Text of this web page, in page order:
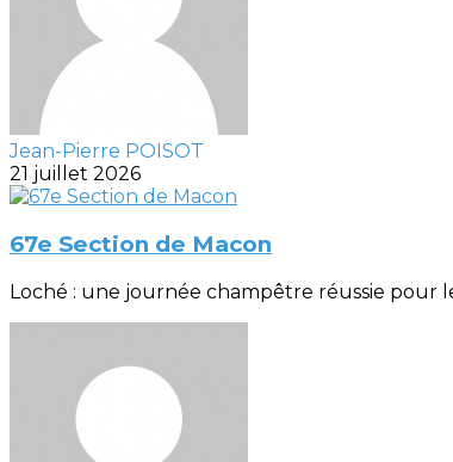
Jean-Pierre POISOT
21 juillet 2026
67e Section de Macon
Loché : une journée champêtre réussie pour